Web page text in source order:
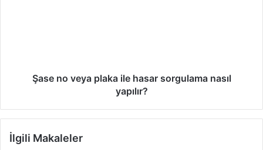
Şase no veya plaka ile hasar sorgulama nasıl
yapılır?
İlgili Makaleler